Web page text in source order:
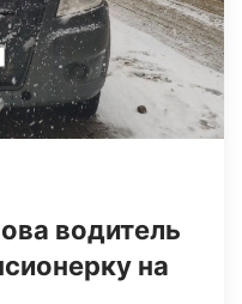
водитель
на